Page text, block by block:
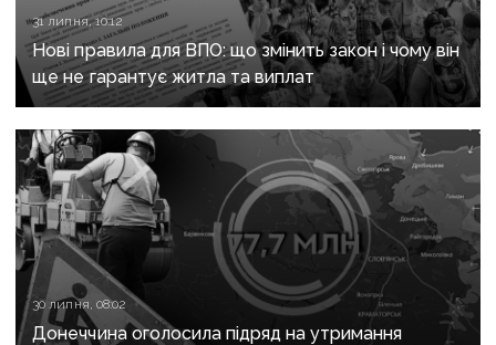
31 липня, 10:12
Нові правила для ВПО: що змінить закон і чому він
ще не гарантує житла та виплат
30 липня, 08:02
Донеччина оголосила підряд на утримання